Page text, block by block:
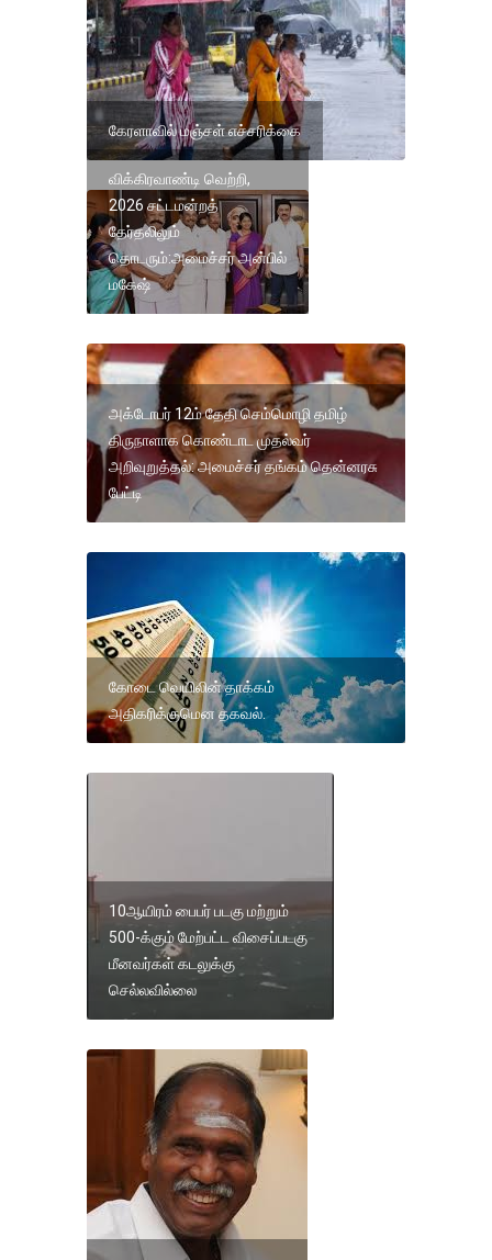
கேரளாவில் மஞ்சள் எச்சரிக்கை
விக்கிரவாண்டி வெற்றி,
2026 சட்டமன்றத்
தேர்தலிலும்
தொடரும்:அமைச்சர் அன்பில்
மகேஷ்
அக்டோபர் 12ம் தேதி செம்மொழி தமிழ்
திருநாளாக கொண்டாட முதல்வர்
அறிவுறுத்தல்: அமைச்சர் தங்கம் தென்னரசு
பேட்டி
கோடை வெயிலின் தாக்கம்
அதிகரிக்குமென தகவல்.
10ஆயிரம் பைபர் படகு மற்றும்
500-க்கும் மேற்பட்ட விசைப்படகு
மீனவர்கள் கடலுக்கு
செல்லவில்லை